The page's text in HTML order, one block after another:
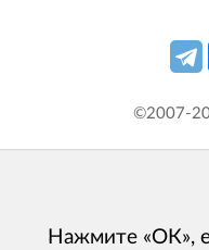
©2007-
Нажмите «ОК»,